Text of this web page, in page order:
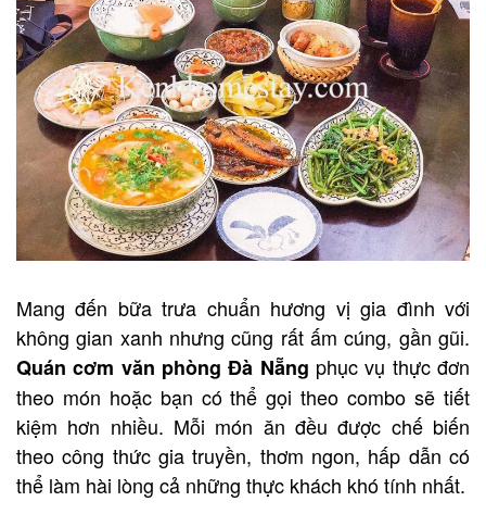
Mang đến bữa trưa chuẩn hương vị gia đình với
không gian xanh nhưng cũng rất ấm cúng, gần gũi.
Quán cơm văn phòng Đà Nẵng phục vụ thực đơn
theo món hoặc bạn có thể gọi theo combo sẽ tiết
kiệm hơn nhiều. Mỗi món ăn đều được chế biến
theo công thức gia truyền, thơm ngon, hấp dẫn có
thể làm hài lòng cả những thực khách khó tính nhất.